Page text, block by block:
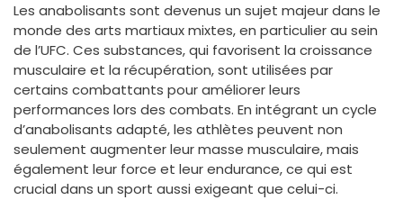
Les anabolisants sont devenus un sujet majeur dans le
monde des arts martiaux mixtes, en particulier au sein
de l’UFC. Ces substances, qui favorisent la croissance
musculaire et la récupération, sont utilisées par
certains combattants pour améliorer leurs
performances lors des combats. En intégrant un cycle
d’anabolisants adapté, les athlètes peuvent non
seulement augmenter leur masse musculaire, mais
également leur force et leur endurance, ce qui est
crucial dans un sport aussi exigeant que celui-ci.